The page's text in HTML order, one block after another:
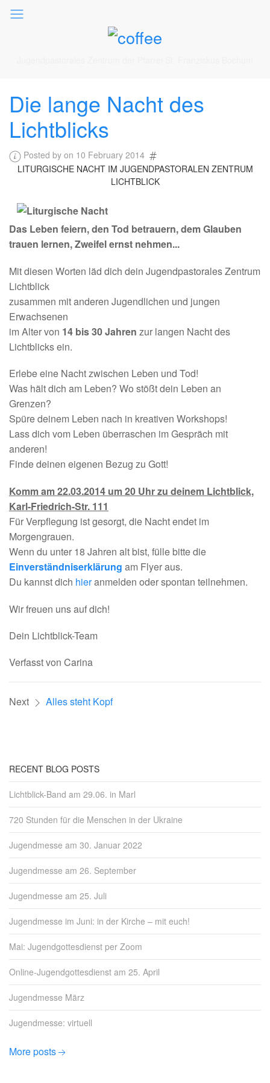
Die lange Nacht des
Lichtblicks
Posted by on 10 February 2014
LITURGISCHE NACHT IM JUGENDPASTORALEN ZENTRUM
LICHTBLICK
Das Leben feiern, den Tod betrauern, dem Glauben
trauen lernen, Zweifel ernst nehmen...
Mit diesen Worten läd dich dein Jugendpastorales Zentrum
Lichtblick
zusammen mit anderen Jugendlichen und jungen
Erwachsenen
im Alter von 14 bis 30 Jahren zur langen Nacht des
Lichtblicks ein.
Erlebe eine Nacht zwischen Leben und Tod!
Was hält dich am Leben? Wo stößt dein Leben an
Grenzen?
Spüre deinem Leben nach in kreativen Workshops!
Lass dich vom Leben überraschen im Gespräch mit
anderen!
Finde deinen eigenen Bezug zu Gott!
Komm am 22.03.2014 um 20 Uhr zu deinem Lichtblick,
Karl-Friedrich-Str. 111
Für Verpflegung ist gesorgt, die Nacht endet im
Morgengrauen.
Wenn du unter 18 Jahren alt bist, fülle bitte die
Einverständniserklärung am Flyer aus.
Du kannst dich hieranmelden oder spontan teilnehmen.
Wir freuen uns auf dich!
Dein Lichtblick-Team
Verfasst von Carina
Next Alles steht Kopf
RECENT BLOG POSTS
Lichtblick-Band am 29.06. in Marl
720 Stunden für die Menschen in der Ukraine
Jugendmesse am 30. Januar 2022
Jugendmesse am 26. September
Jugendmesse am 25. Juli
Jugendmesse im Juni: in der Kirche – mit euch!
Mai: Jugendgottesdienst per Zoom
Online-Jugendgottesdienst am 25. April
Jugendmesse März
Jugendmesse: virtuell
More posts